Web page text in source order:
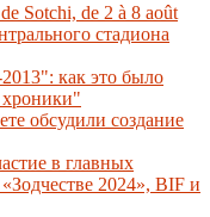
Sotchi, de 2 à 8 août
стадиона
как это было
обсудили создание
в главных
2024», BIF и